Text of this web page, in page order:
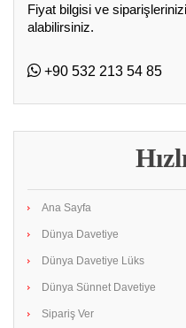
Fiyat bilgisi ve
alabilirsiniz.
+90 532 213 54 85
Ana Sayfa
Dünya Davetiye
Dünya Davetiye Lüks
Dünya Sünnet Davetiye
Sipariş Ver